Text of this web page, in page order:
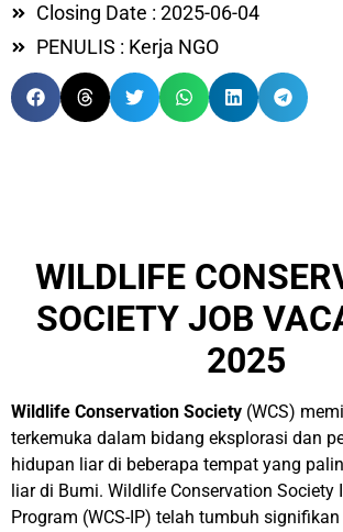
Closing Date : 2025-06-04
PENULIS : Kerja NGO
WILDLIFE
SOCIETY JOB
2025
Wildlife Conservation Society (WCS)
terkemuka dalam bidang eksplorasi dan
hidupan liar di beberapa tempat yang
liar di Bumi. Wildlife Conservation Society
Program (WCS-IP) telah tumbuh